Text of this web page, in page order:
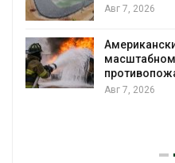
Авг 7, 2026
масштабном
Авг 7, 2026